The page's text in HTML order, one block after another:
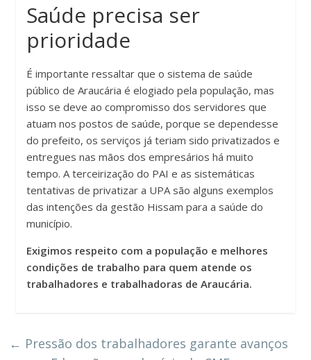
Saúde precisa ser
prioridade
É importante ressaltar que o sistema de saúde
público de Araucária é elogiado pela população, mas
isso se deve ao compromisso dos servidores que
atuam nos postos de saúde, porque se dependesse
do prefeito, os serviços já teriam sido privatizados e
entregues nas mãos dos empresários há muito
tempo. A terceirização do PAI e as sistemáticas
tentativas de privatizar a UPA são alguns exemplos
das intenções da gestão Hissam para a saúde do
município.
Exigimos respeito com a população e melhores
condições de trabalho para quem atende os
trabalhadores e trabalhadoras de Araucária.
← Pressão dos trabalhadores garante avanços